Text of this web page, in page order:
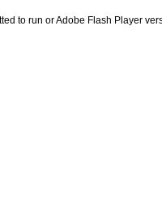
to run or Adobe Flash Player